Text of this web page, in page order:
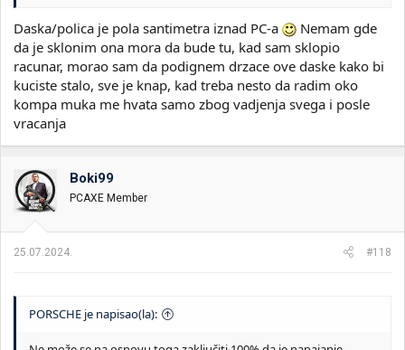
Daska/polica je pola santimetra iznad PC-a
Nemam gde
da je sklonim ona mora da bude tu, kad sam sklopio
racunar, morao sam da podignem drzace ove daske kako bi
kuciste stalo, sve je knap, kad treba nesto da radim oko
kompa muka me hvata samo zbog vadjenja svega i posle
vracanja
Boki99
PCAXE Member
25.07.2024. #118
PORSCHE je napisao(la):